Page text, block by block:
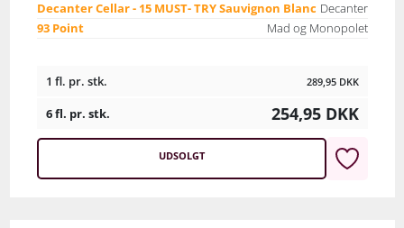
Decanter Cellar - 15 MUST- TRY Sauvignon Blanc Decanter
93 Point
Mad og Monopolet
1 fl. pr. stk. 289,95 DKK
6 fl. pr. stk. 254,95 DKK
UDSOLGT